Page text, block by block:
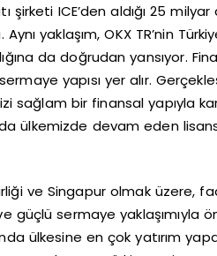
şirketi ICE’den aldığı 25
yaklaşım, OKX TR’nin
da doğrudan yansıyor.
yapısı yer alır.
sağlam bir finansal yapıyla
ülkemizde devam eden
ve Singapur olmak üzere,
güçlü sermaye yaklaşımıyla
ülkesine en çok yatırım